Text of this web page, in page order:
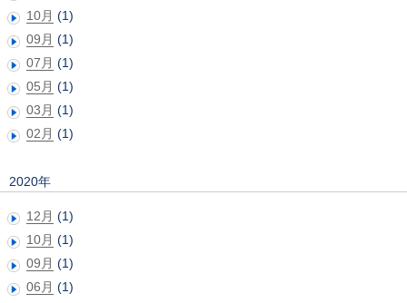
10月 (1)
09月 (1)
07月 (1)
05月 (1)
03月 (1)
02月 (1)
2020年
12月 (1)
10月 (1)
09月 (1)
06月 (1)